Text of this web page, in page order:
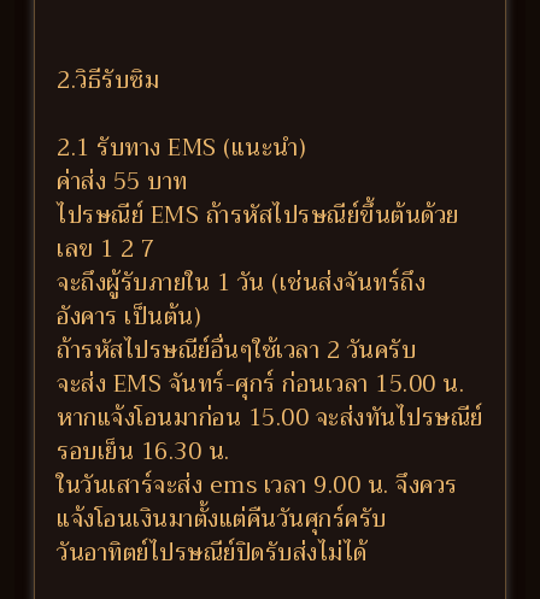
2.วิธีรับซิม
2.1 รับทาง EMS (แนะนำ)
ค่าส่ง 55 บาท
ไปรษณีย์ EMS ถ้ารหัสไปรษณีย์ขึ้นต้นด้วย
เลข 1 2 7
จะถึงผู้รับภายใน 1 วัน (เช่นส่งจันทร์ถึง
อังคาร เป็นต้น)
ถ้ารหัสไปรษณีย์อื่นๆใช้เวลา 2 วันครับ
จะส่ง EMS จันทร์-ศุกร์ ก่อนเวลา 15.00 น.
หากแจ้งโอนมาก่อน 15.00 จะส่งทันไปรษณีย์
รอบเย็น 16.30 น.
ในวันเสาร์จะส่ง ems เวลา 9.00 น. จึงควร
แจ้งโอนเงินมาตั้งแต่คืนวันศุกร์ครับ
วันอาทิตย์ไปรษณีย์ปิดรับส่งไม่ได้